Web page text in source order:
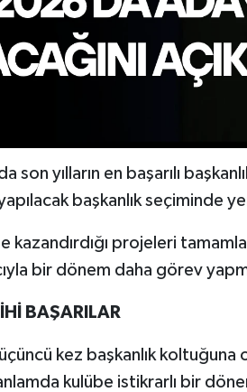
son yılların en başarılı
başkanlık seçiminde
kazandırdığı projeleri
bir dönem daha görev
BAŞARILAR
kez başkanlık
kulübe istikrarlı bir